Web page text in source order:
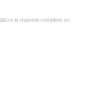
la risposta completa su